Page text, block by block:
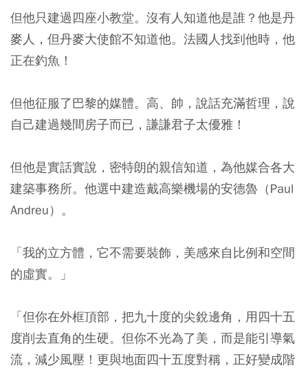
但他只建過四座小教堂。沒有人知道他是誰？他是丹
麥人，但丹麥大使館不知道他。法國人找到他時，他
正在釣魚！
但他征服了巴黎的媒體。高、帥，說話充滿哲理，說
自己建過幾間房子而已，謙謙君子太優雅！
但他是實話實說，密特朗的親信知道，為他媒合各大
建築事務所。他選中建造戴高樂機場的安德魯（Paul
Andreu）。
「我的立方體，它不需要裝飾，美感來自比例和空間
的虛實。」
「但你在外框頂部，把九十度的尖銳邊角，用四十五
度削去直角的生硬。但你不光為了美，而是能引導氣
流，減少風壓！更與地面四十五度對稱，正好變成階